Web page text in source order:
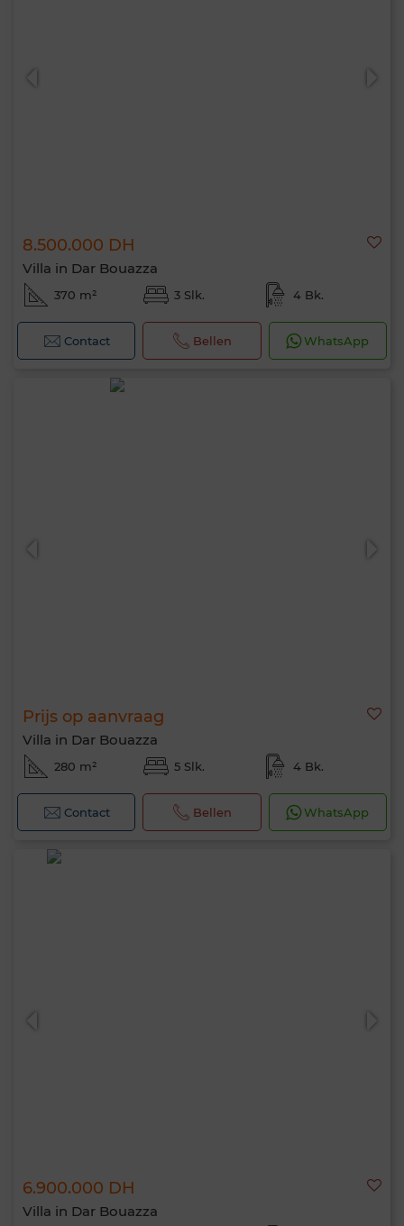
8.500.000 DH
Villa in Dar Bouazza
370 m² 3 Slk. 4 Bk.
Contact Bellen WhatsApp
Prijs op aanvraag
Villa in Dar Bouazza
280 m² 5 Slk. 4 Bk.
Contact Bellen WhatsApp
6.900.000 DH
Villa in Dar Bouazza